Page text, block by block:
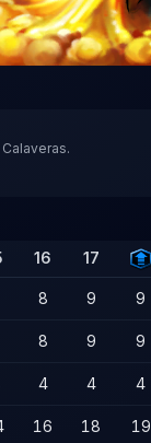
16 17
8 9 9
8 9 9
4 4 4
16 18 19